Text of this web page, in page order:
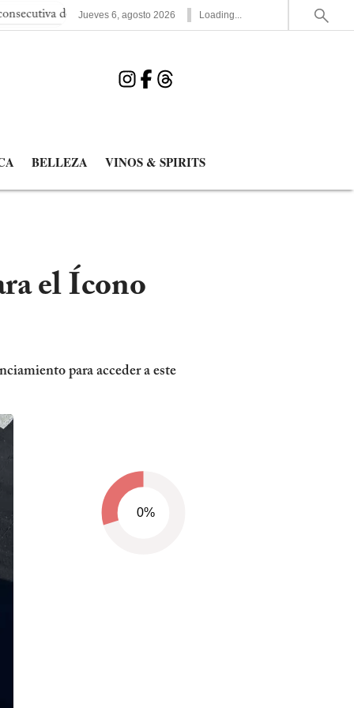
Mundial España elimina a Francia y jugará la segunda
Jueves 6,agosto 2026 Loading...
BELLEZA VINOS & SPIRITS
el Ícono
para acceder a este
0%